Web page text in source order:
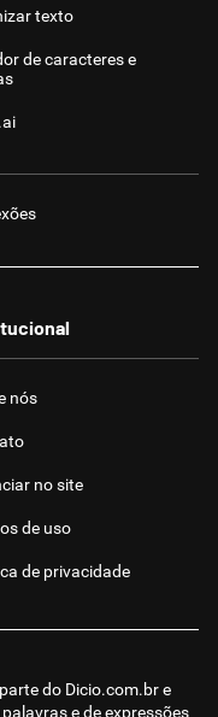
texto
de caracteres e
do Dicio.com.bre
e de expressões
nós
no site
de uso
de privacidade